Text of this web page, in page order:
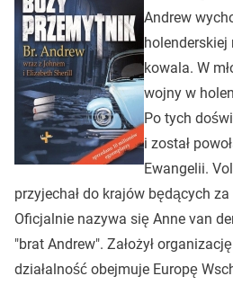
Andrew
holenderskiej
kowala. W
wojny w
Po tych
i został
Ewangelii.
przyjechał do krajów będących
Oficjalnie nazywa się Anne van
"brat Andrew". Założył
działalność obejmuje Europę